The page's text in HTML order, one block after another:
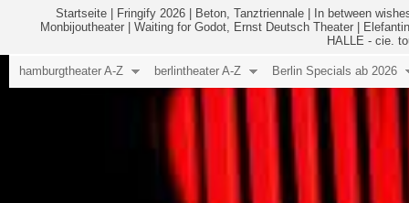
Startseite Fringify 2026 Beton, Tanztriennale
In between
Monbijoutheater
Waiting for Godot, Ernst Deutsch Theater
HALLE - cie.
hamburgtheater A-Z berlintheater A-Z Berlin Specials ab 2026